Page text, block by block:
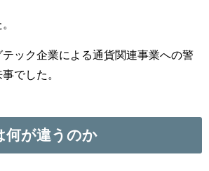
テック企業による通貨関連事業への警
でした。
何が違うのか